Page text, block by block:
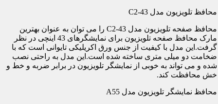
محافظ تلویزیون مدل C2-43
محافظ صفحه تلویزیون مدل C2-43 را می توان به عنوان بهترین
مارک محافظ صفحه تلویزیون برای نمایشگرهای 43 اینچی در نظر
گرفت.این مدل با کیفیت از جنس ورق اکریلیکی تایوانی است که با
ضخامت دو میلی متری ساخته شده است.این مدل به راحتی نصب
شده و می تواند به خوبی از نمایشگر تلویزیون در برابر ضربه و خط و
خش محافظت کند.
محافظ نمایشگر تلویزیون مدل A55